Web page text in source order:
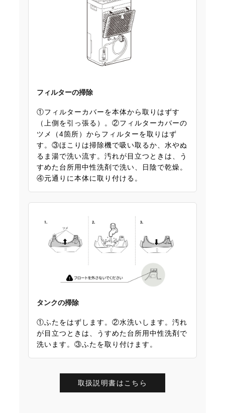
フィルターの掃除
①フィルターカバーを本体から取りはずす
（上側を引っ張る）。②フィルターカバーの
ツメ（4箇所）からフィルターを取りはず
す。③ほこりは掃除機で吸い取るか、水やぬ
るま湯で洗い流す。汚れが目立つときは、う
すめた台所用中性洗剤で洗い、日陰で乾燥。
④元通りに本体に取り付ける。
タンクの掃除
①ふたをはずします。②水洗いします。汚れ
が目立つときは、うすめた台所用中性洗剤で
洗います。③ふたを取り付けます。
取扱説明書はこちら